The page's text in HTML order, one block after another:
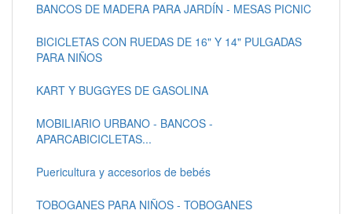
BANCOS DE MADERA PARA JARDÍN - MESAS PICNIC
BICICLETAS CON RUEDAS DE 16" Y 14" PULGADAS
PARA NIÑOS
KART Y BUGGYES DE GASOLINA
MOBILIARIO URBANO - BANCOS -
APARCABICICLETAS...
Puericultura y accesorios de bebés
TOBOGANES PARA NIÑOS - TOBOGANES